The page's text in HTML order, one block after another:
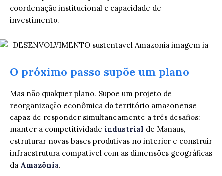
coordenação institucional e capacidade de
investimento.
O próximo passo supõe um plano
Mas não qualquer plano. Supõe um projeto de
reorganização econômica do território amazonense
capaz de responder simultaneamente a três desafios:
manter a competitividade industrial de Manaus,
estruturar novas bases produtivas no interior e construir
infraestrutura compatível com as dimensões geográficas
da Amazônia.